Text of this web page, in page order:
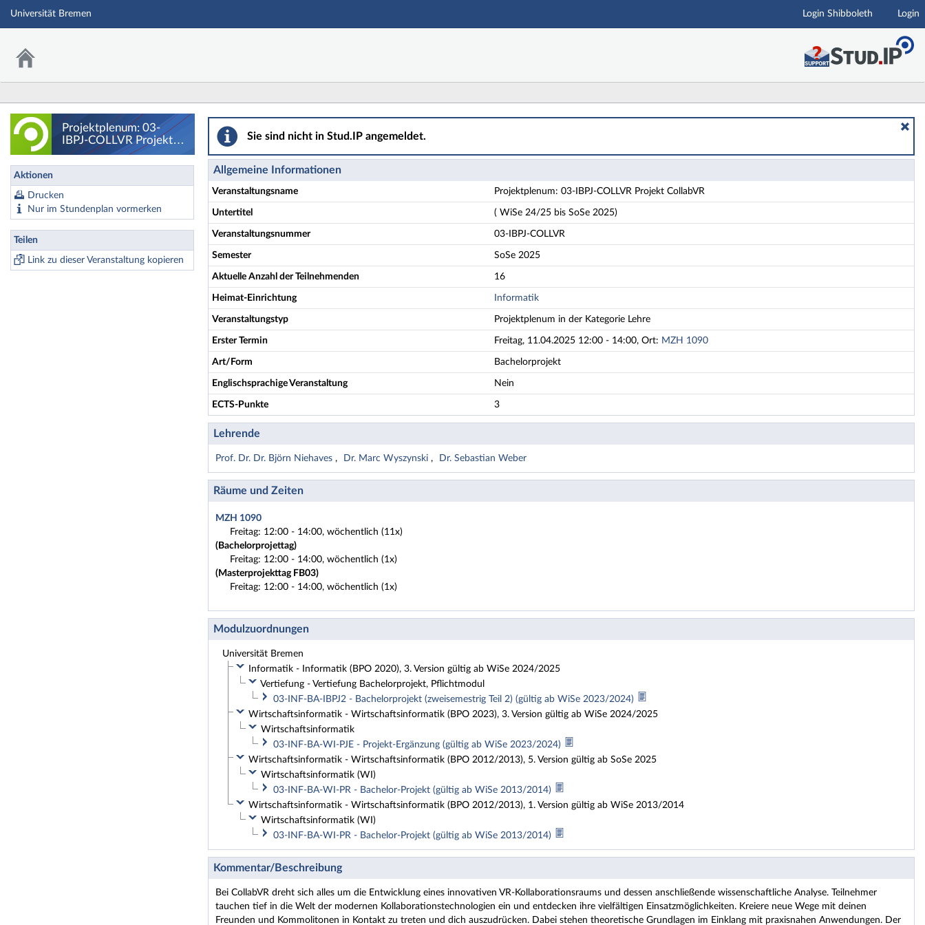
Hauptnavigation
Universität Bremen Login Shibboleth Login
Projektplenum: 03-
IBPJ-COLLVR Projekt
CollabVR - Details
Aktionen
Drucken
Nur im Stundenplan vormerken
Teilen
Link zu dieser Veranstaltung kopieren
Projektplenum: 03-IBPJ-COLLVR Projekt CollabVR - Details
Sie sind nicht in Stud.IP angemeldet.
Allgemeine Informationen
Veranstaltungsname Projektplenum: 03-IBPJ-COLLVR Projekt CollabVR
Untertitel ( WiSe 24/25 bis SoSe 2025)
Veranstaltungsnummer 03-IBPJ-COLLVR
Semester SoSe 2025
Aktuelle Anzahl der Teilnehmenden 16
Heimat-Einrichtung Informatik
Veranstaltungstyp Projektplenum in der Kategorie Lehre
Erster Termin Freitag, 11.04.2025 12:00 - 14:00, Ort: MZH 1090
Art/Form Bachelorprojekt
Englischsprachige Veranstaltung Nein
ECTS-Punkte 3
Lehrende
Prof. Dr. Dr. Björn Niehaves Dr. Marc Wyszynski Dr. Sebastian Weber
Räume und Zeiten
MZH 1090
Freitag: 12:00 - 14:00, wöchentlich (11x)
(Bachelorprojettag)
Freitag: 12:00 - 14:00, wöchentlich (1x)
(Masterprojekttag FB03)
Freitag: 12:00 - 14:00, wöchentlich (1x)
Modulzuordnungen
Universität Bremen
Informatik - Informatik (BPO 2020), 3. Version gültig ab WiSe 2024/2025
Vertiefung - Vertiefung Bachelorprojekt, Pflichtmodul
03-INF-BA-IBPJ2 - Bachelorprojekt (zweisemestrig Teil 2) (gültig ab WiSe 2023/2024)
Wirtschaftsinformatik - Wirtschaftsinformatik (BPO 2023), 3. Version gültig ab WiSe 2024/2025
Wirtschaftsinformatik
03-INF-BA-WI-PJE - Projekt-Ergänzung (gültig ab WiSe 2023/2024)
Wirtschaftsinformatik - Wirtschaftsinformatik (BPO 2012/2013), 5. Version gültig ab SoSe 2025
Wirtschaftsinformatik (WI)
03-INF-BA-WI-PR - Bachelor-Projekt (gültig ab WiSe 2013/2014)
Wirtschaftsinformatik - Wirtschaftsinformatik (BPO 2012/2013), 1. Version gültig ab WiSe 2013/2014
Wirtschaftsinformatik (WI)
03-INF-BA-WI-PR - Bachelor-Projekt (gültig ab WiSe 2013/2014)
Kommentar/Beschreibung
Bei CollabVR dreht sich alles um die Entwicklung eines innovativen VR-Kollaborationsraums und dessen anschließende wissenschaftliche Analyse. Teilnehmer
tauchen tief in die Welt der modernen Kollaborationstechnologien ein und entdecken ihre vielfältigen Einsatzmöglichkeiten. Kreiere neue Wege mit deinen
Freunden und Kommolitonen in Kontakt zu treten und dich auszudrücken. Dabei stehen theoretische Grundlagen im Einklang mit praxisnahen Anwendungen. Der